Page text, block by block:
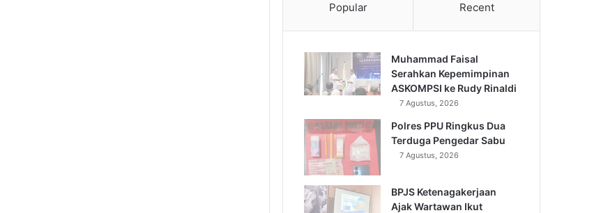
Popular Recent
Muhammad Faisal
Serahkan Kepemimpinan
ASKOMPSI ke Rudy Rinaldi
7 Agustus, 2026
Polres PPU Ringkus Dua
Terduga Pengedar Sabu
7 Agustus, 2026
BPJS Ketenagakerjaan
Ajak Wartawan Ikut